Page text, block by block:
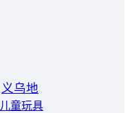
义乌地
儿童玩具